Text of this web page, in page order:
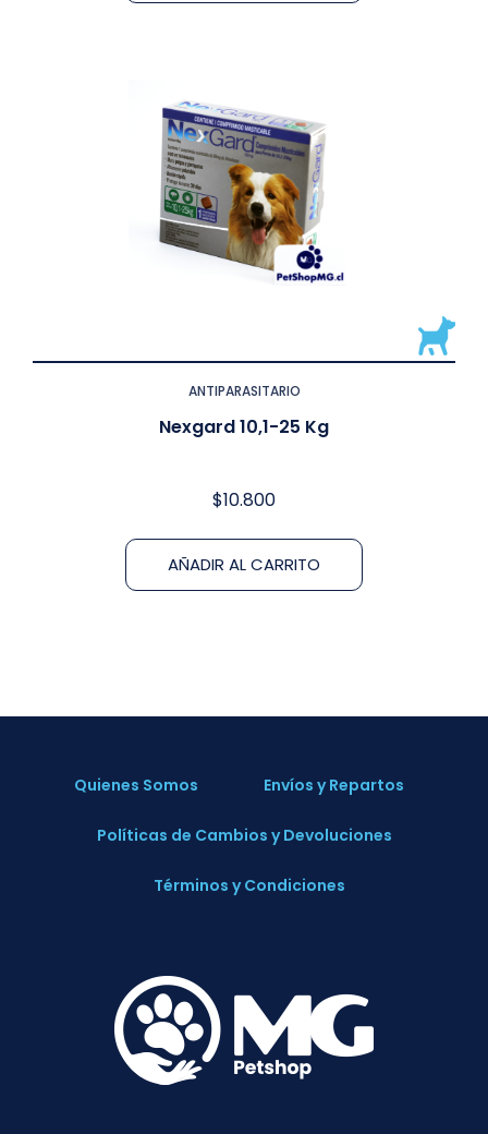
ANTIPARASITARIO
Nexgard 10,1-25 Kg
$10.800
AÑADIR AL CARRITO
Quienes Somos Envíos y Repartos
Políticas de Cambios y Devoluciones
Términos y Condiciones